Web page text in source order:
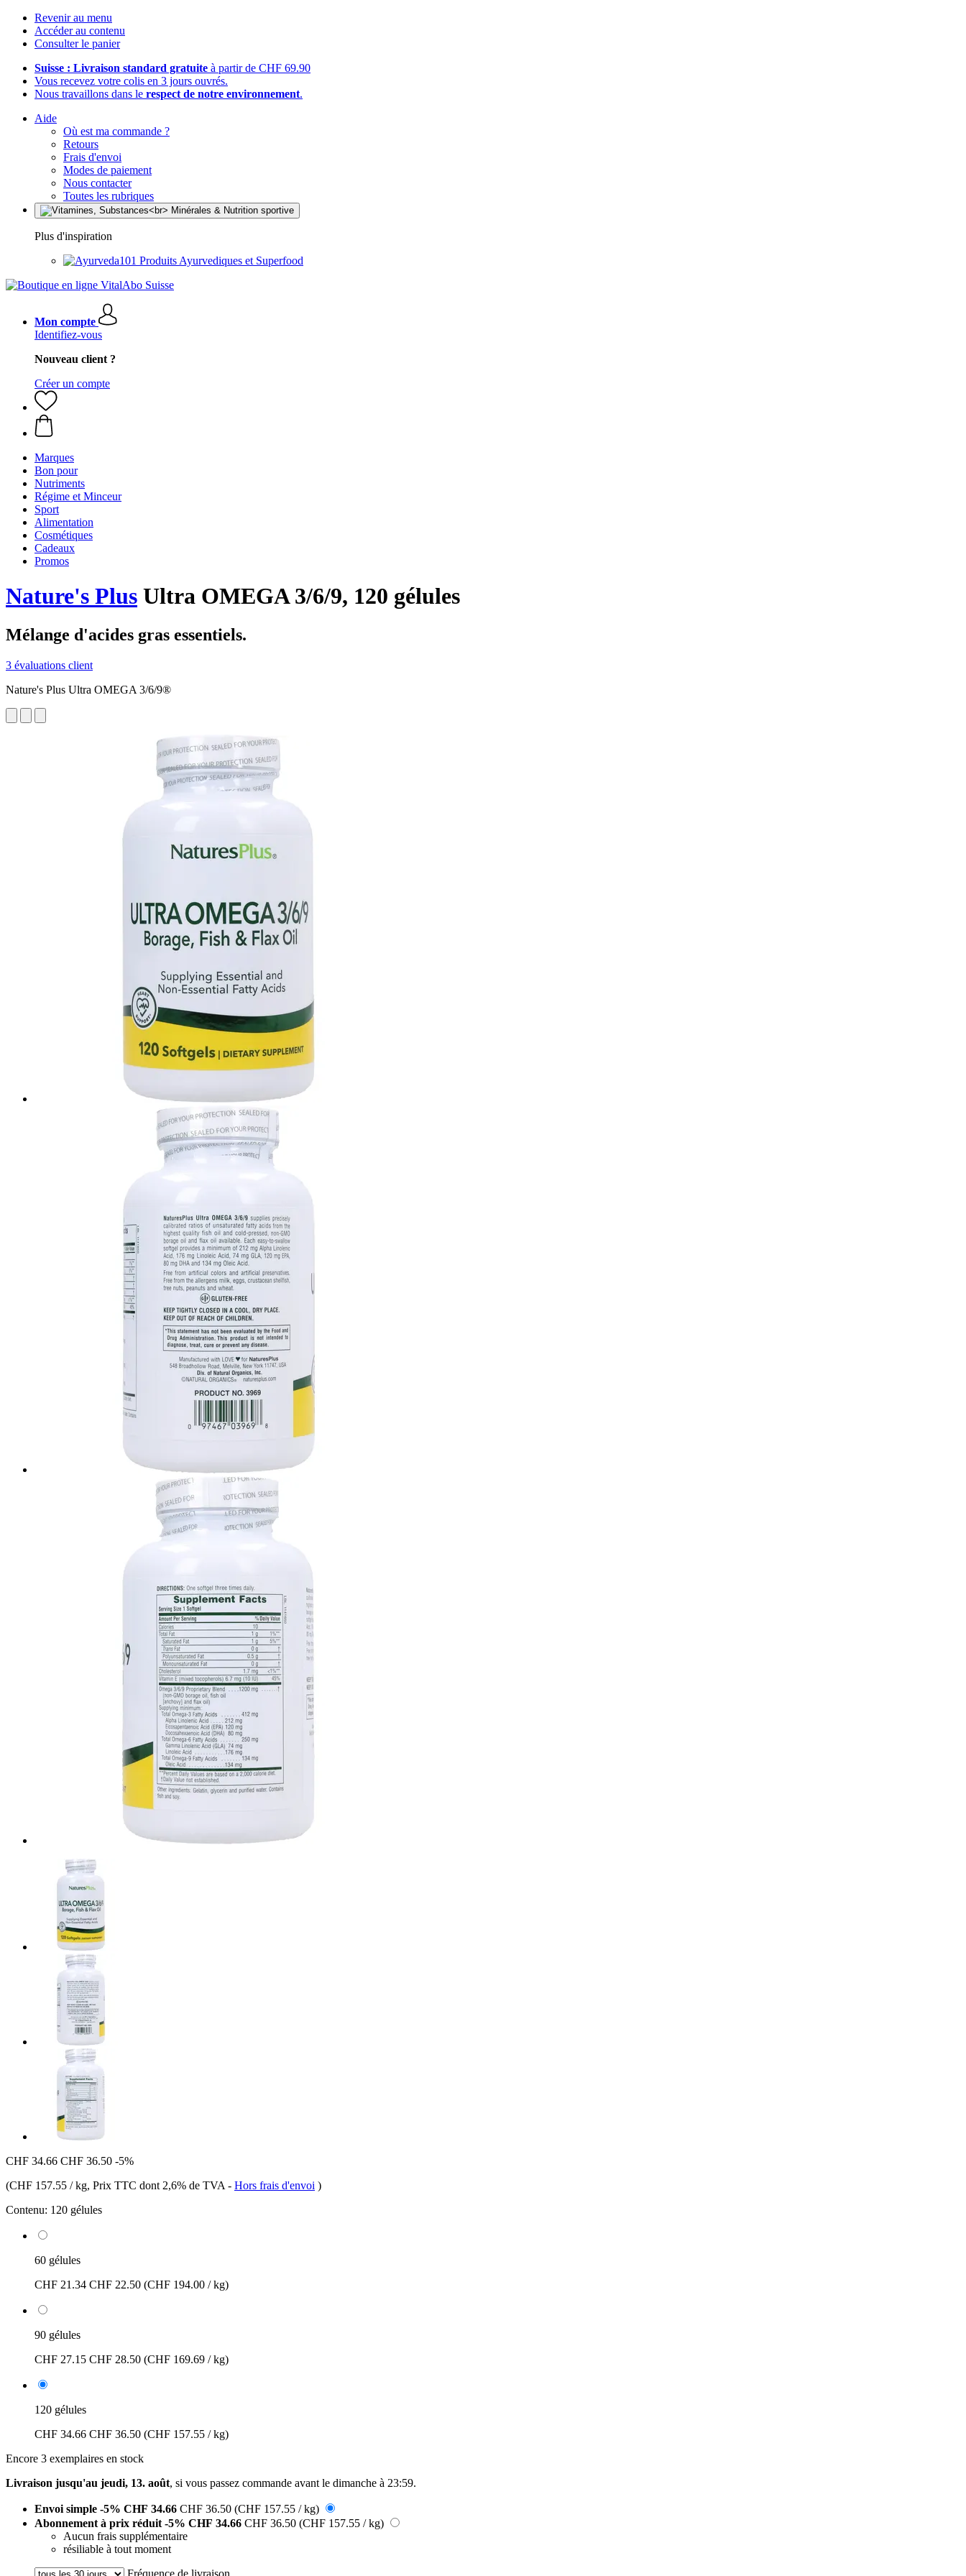
Revenir au menu
Accéder au contenu
Consulter le panier
Suisse : Livraison standard gratuite à partir de CHF 69.90
Vous recevez votre colis en 3 jours ouvrés.
Nous travaillons dans le respect de notre environnement.
Aide
Où est ma commande ?
Retours
Frais d'envoi
Modes de paiement
Nous contacter
Toutes les rubriques
Plus d'inspiration
Produits Ayurvediques et Superfood
Mon compte
Identifiez-vous
Nouveau client ?
Créer un compte
Marques
Bon pour
Nutriments
Régime et Minceur
Sport
Alimentation
Cosmétiques
Cadeaux
Promos
Nature's Plus Ultra OMEGA 3/6/9, 120 gélules
Mélange d'acides gras essentiels.
3 évaluations client
Nature's Plus Ultra OMEGA 3/6/9®
CHF 34.66 CHF 36.50 -5%
(CHF 157.55 / kg, Prix TTC dont 2,6% de TVA - Hors frais d'envoi )
Contenu: 120 gélules
60 gélules
CHF 21.34 CHF 22.50 (CHF 194.00 / kg)
90 gélules
CHF 27.15 CHF 28.50 (CHF 169.69 / kg)
120 gélules
CHF 34.66 CHF 36.50 (CHF 157.55 / kg)
Encore 3 exemplaires en stock
Livraison jusqu'au jeudi, 13. août, si vous passez commande avant le dimanche à 23:59.
Envoi simple -5% CHF 34.66 CHF 36.50 (CHF 157.55 / kg)
Abonnement à prix réduit -5% CHF 34.66 CHF 36.50 (CHF 157.55 / kg)
Aucun frais supplémentaire
résiliable à tout moment
Fréquence de livraison